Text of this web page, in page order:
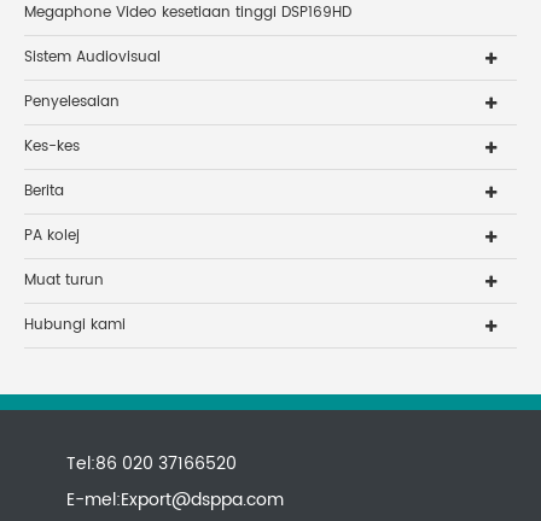
Megaphone Video kesetiaan tinggi DSP169HD
Sistem Audiovisual
Penyelesaian
Kes-kes
Berita
PA kolej
Muat turun
Hubungi kami
Tel:86 020 37166520
E-mel:Export@dsppa.com